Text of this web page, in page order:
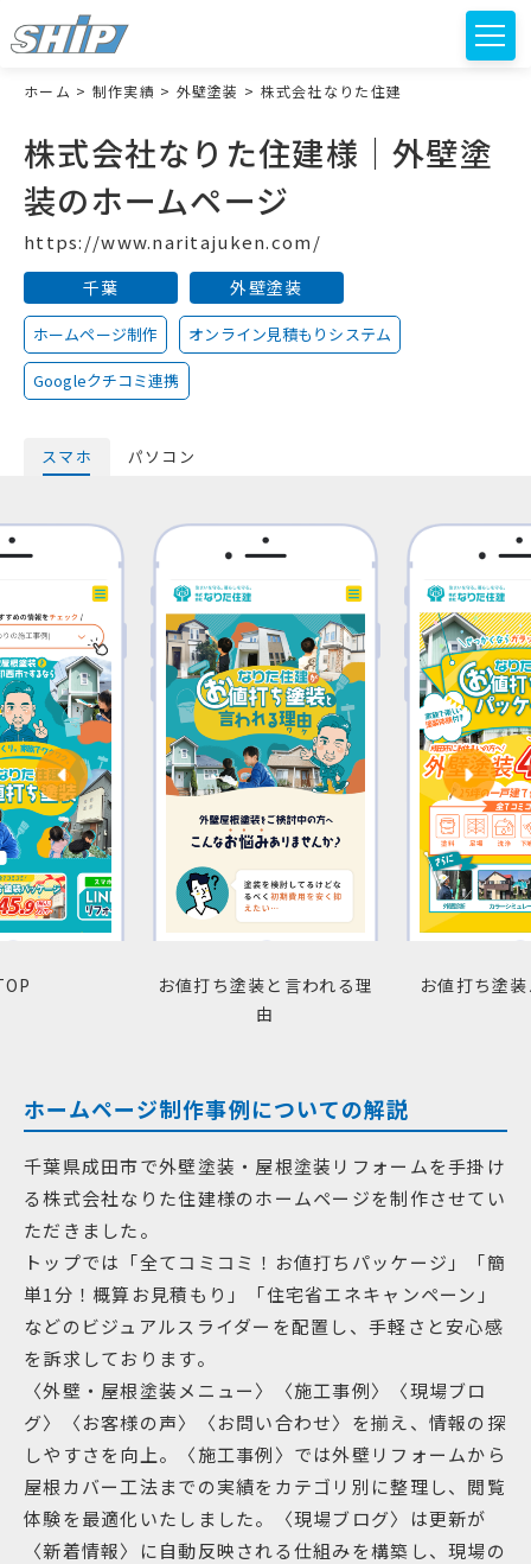
ホーム > 制作実績 > 外壁塗装 > 株式会社なりた住建
株式会社なりた住建様｜外壁塗
装のホームページ
https://www.naritajuken.com/
千葉 外壁塗装
ホームページ制作 オンライン見積もりシステム
Googleクチコミ連携
スマホ パソコン
お値打ち塗装と言われる理
由
お値打ち塗
ホームページ制作事例についての解説
千葉県成田市で外壁塗装・屋根塗装リフォームを手掛け
る株式会社なりた住建様のホームページを制作させてい
ただきました。
トップでは「全てコミコミ！お値打ちパッケージ」「簡
単1分！概算お見積もり」「住宅省エネキャンペーン」
などのビジュアルスライダーを配置し、手軽さと安心感
を訴求しております。
〈外壁・屋根塗装メニュー〉〈施工事例〉〈現場ブロ
グ〉〈お客様の声〉〈お問い合わせ〉を揃え、情報の探
しやすさを向上。〈施工事例〉では外壁リフォームから
屋根カバー工法までの実績をカテゴリ別に整理し、閲覧
体験を最適化いたしました。〈現場ブログ〉は更新が
〈新着情報〉に自動反映される仕組みを構築し、現場の